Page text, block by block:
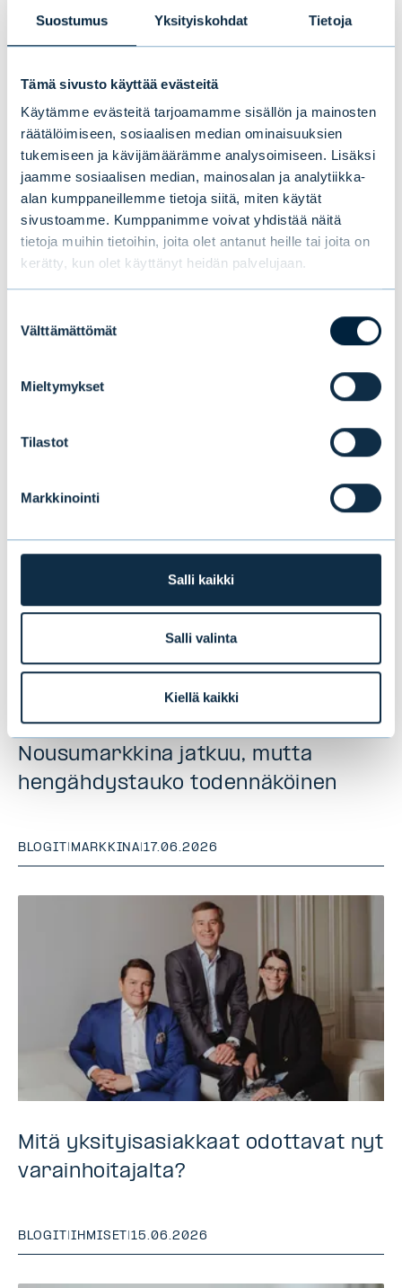
Suostumus Yksityiskohdat Tietoja
Tämä sivusto käyttää evästeitä
Käytämme evästeitä tarjoamamme sisällön ja mainosten
räätälöimiseen, sosiaalisen median ominaisuuksien
tukemiseen ja kävijämäärämme analysoimiseen. Lisäksi
jaamme sosiaalisen median, mainosalan ja analytiikka-
alan kumppaneillemme tietoja siitä, miten käytät
sivustoamme. Kumppanimme voivat yhdistää näitä
tietoja muihin tietoihin, joita olet antanut heille tai joita on
kerätty, kun olet käyttänyt heidän palvelujaan.
valinta
Välttämättömät
Mieltymykset
Tilastot
Markkinointi
Salli kaikki
Salli valinta
Kiellä kaikki
Harjoittelijoita juhlistamassa kevään Trainee-
Wärn ja Mikael Hörkkö.
Kirjoittaja: Caj Wärn, Evlin kevään 2023
Trainee-ohjelman osallistuja
Tämä saattaa myös
Puolivälikatsaus 2026:
Nousumarkkina jatkuu, mutta
hengähdystauko todennäköinen
BLOGIT MARKKINA |17.06.2026
Mitä yksityisasiakkaat odottavat nyt
varainhoitajalta?
BLOGIT |IHMISET |15.06.2026